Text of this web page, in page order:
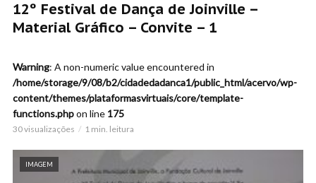
12º Festival de Dança de Joinville –
Material Gráfico – Convite – 1
Warning: A non-numeric value encountered in
/home/storage/9/08/b2/cidadedadanca1/public_html/acervo/wp-
content/themes/plataformasvirtuais/core/template-
functions.phpon line 175
30 visualizações 1 min. leitura
IMAGEM